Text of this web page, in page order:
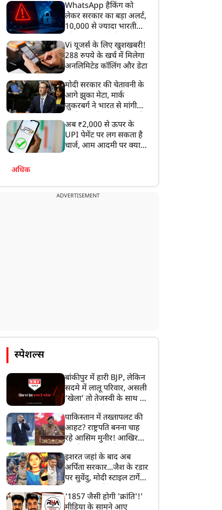
न्यूज
'फ्रेंडशिप डे की तरह मनाएं
हैंडलूम डे', PM मोदी की
अपील; बोले- अपने पसंदीदा
प्रोडक्ट का VIDEO
बनाकर करें शेयर
CJP: सौरभ दास की
आलीशान कोठी पर उठे सवाल,
1 लाख महीना किराया... जांच
WhatsApp हैकिंग को
लेकर सरकार का बड़ा अलर्ट,
10,000 से ज्यादा भारतीयों
गया
Vi यूजर्स के लिए खुशखबरी!
288 रुपये के खर्च में मिलेगा
अनलिमिटेड कॉलिंग और डेटा
मोदी सरकार की चेतावनी के
आगे झुका मेटा, मार्क
ज़ुकरबर्ग ने भारत से मांगी
अब ₹2,000 से ऊपर के
UPI पेमेंट पर लग सकता है
चार्ज, आम आदमी पर क्या
अधिक
ADVERTISEMENT
स्पेशल्स
बांकीपुर में हारी BJP, लेकिन
सदमे में लालू परिवार, असली
‘खेला’ तो तेजस्वी के साथ हो
पाकिस्तान में तख्तापलट की
आहट? राष्ट्रपति बनना चाह
रहे आसिम मुनीर! आखिर
बनाया मोहरा?
इशरत जहां के बाद अब
अर्पिता सरकार...जैश के रडार
पर सुवेंदु, मोदी स्टाइल टार्गेट
बड़ा एक्शन!
'1857 जैसी होगी 'क्रांति'!'
मीडिया के सामने आए